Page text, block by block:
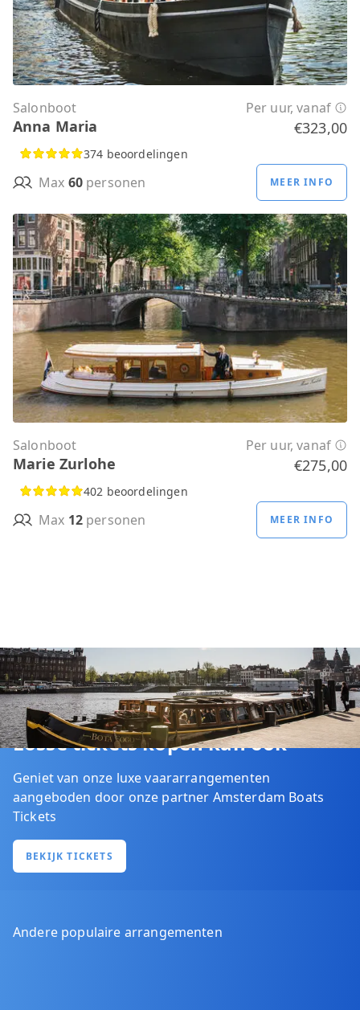
Salonboot Per uur, vanaf
Anna Maria €323,00
374 beoordelingen
Max 60personen MEER INFO
Salonboot Per uur, vanaf
Marie Zurlohe €275,00
402 beoordelingen
Max 12personen MEER INFO
Losse tickets kopen kan ook
Geniet van onze luxe vaararrangementen
aangeboden door onze partner Amsterdam Boats
Tickets
BEKIJK TICKETS
Andere populaire arrangementen